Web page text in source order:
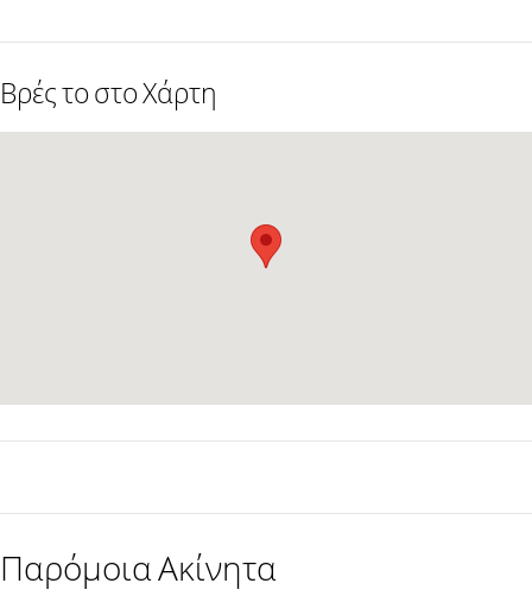
Βρές το στο Χάρτη
Παρόμοια Ακίνητα